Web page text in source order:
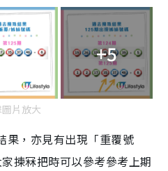
+5
片放大
果，亦見有出現「重覆號
揀冧把時可以參考參考上期